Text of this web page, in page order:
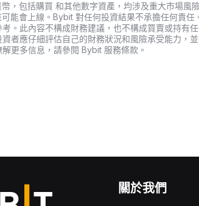
，包括購買 和其他數字資產，均涉及重大市場風
能會上線。Bybit 對任何投資結果不承擔任何責任
考。此內容不構成財務建議，也不構成買賣或持有
者應仔細評估自己的財務狀況和風險承受能力，
更多信息，請參閱 Bybit 服務條款。
關於我們